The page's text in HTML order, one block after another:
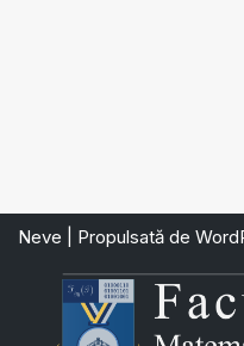
Neve | Propulsată de